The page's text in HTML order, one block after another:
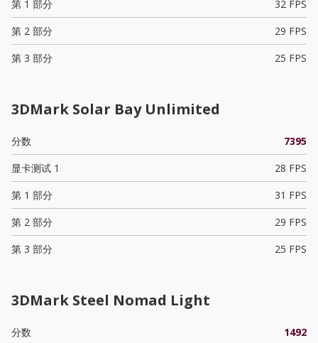
第 1 部分
32 FPS
第 2 部分
29 FPS
第 3 部分
25 FPS
3DMark Solar Bay Unlimited
分数
7395
显卡测试 1
28 FPS
第 1 部分
31 FPS
第 2 部分
29 FPS
第 3 部分
25 FPS
3DMark Steel Nomad Light
分数
1492